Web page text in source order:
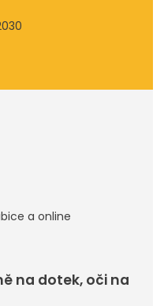
a online
na dotek, oči na